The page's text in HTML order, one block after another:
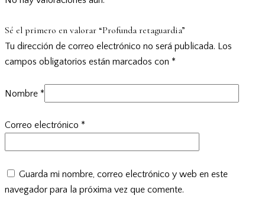
Sé el primero en valorar “Profunda retaguardia”
Tu dirección de correo electrónico no será publicada. Los
campos obligatorios están marcados con *
Nombre *
Correo electrónico *
Guarda mi nombre, correo electrónico y web en este
navegador para la próxima vez que comente.